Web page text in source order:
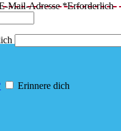
Mail-Adresse*Erforderlich
Erinnere dich